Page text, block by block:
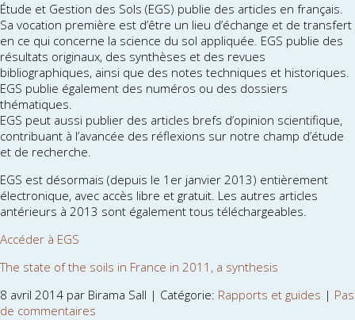
Étude et Gestion des Sols (EGS) publie des articles en français.
Sa vocation première est d’être un lieu d’échange et de transfert
en ce qui concerne la science du sol appliquée. EGS publie des
résultats originaux, des synthèses et des revues
bibliographiques, ainsi que des notes techniques et historiques.
EGS publie également des numéros ou des dossiers
thématiques.
EGS peut aussi publier des articles brefs d’opinion scientifique,
contribuant à l’avancée des réflexions sur notre champ d’étude
et de recherche.
EGS est désormais (depuis le 1er janvier 2013) entièrement
électronique, avec accès libre et gratuit. Les autres articles
antérieurs à 2013 sont également tous téléchargeables.
Accéder à EGS
The state of the soils in France in 2011, a synthesis
8 avril 2014 par Birama Sall | Catégorie: Rapports et guides | Pas
de commentaires